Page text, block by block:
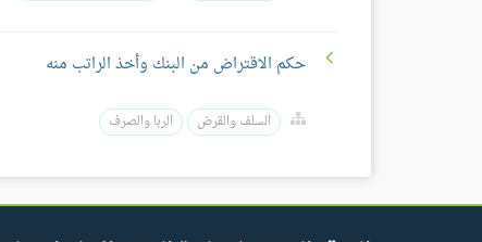
حكم الاقتراض من البنك وأخذ الراتب منه
السلف والقرض الربا والصرف